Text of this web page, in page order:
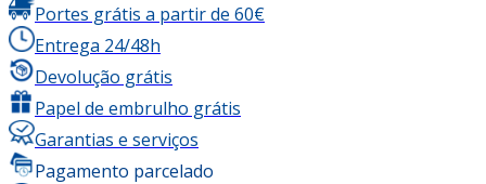
Portes grátis a partir de 60€
Entrega 24/48h
Devolução grátis
Papel de embrulho grátis
Garantias e serviços
Pagamento parcelado